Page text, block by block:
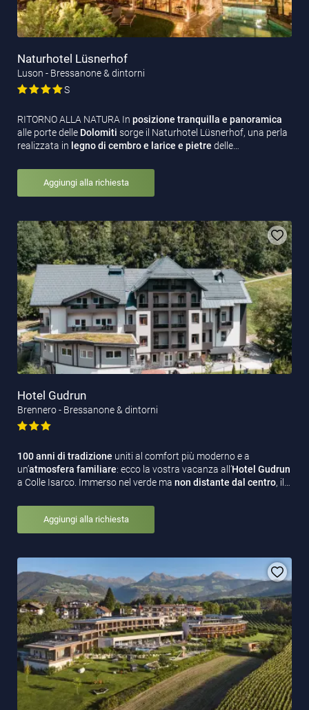
Naturhotel Lüsnerhof
Luson - Bressanone & dintorni
S
RITORNO ALLA NATURA In posizione tranquilla e panoramica
alle porte delle Dolomiti sorge il Naturhotel Lüsnerhof, una perla
realizzata in legno di cembro e larice e pietre delle…
Aggiungi alla richiesta
Hotel Gudrun
Brennero - Bressanone & dintorni
100 anni di tradizione uniti al comfort più moderno e a
un’atmosfera familiare: ecco la vostra vacanza all’Hotel Gudrun
a Colle Isarco. Immerso nel verde ma non distante dal centro, il…
Aggiungi alla richiesta